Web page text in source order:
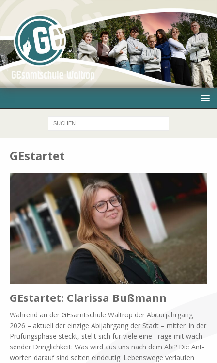
GEstartet
GEstartet: Clarissa Bußmann
Wäh­rend an der GE­samt­schu­le Wal­trop der Ab­itur­jahr­gang
2026 – ak­tu­ell der ein­zi­ge Abi­jahr­gang der Stadt – mit­ten in der
Prü­fungs­pha­se steckt, stellt sich für vie­le eine Fra­ge mit wach­
sen­der Dring­lich­keit: Was wird aus uns nach dem Abi? Die Ant­
wor­ten dar­auf sind sel­ten ein­deu­tig. Le­bens­we­ge ver­lau­fen